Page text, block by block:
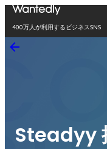
400万人が利用するビジネスSNS
Steadyy